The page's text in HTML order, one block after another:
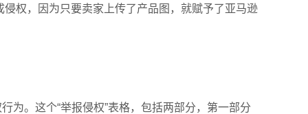
权，因为只要卖家上传了产品图，就赋予了亚马逊
为。这个“举报侵权”表格，包括两部分，第一部分